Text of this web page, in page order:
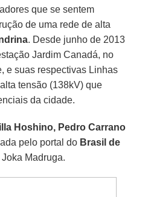
que se sentem
de uma rede de alta
. Desde junho de 2013
Jardim Canadá, no
e suas respectivas Linhas
tensão (138kV) que
da cidade.
Hoshino, Pedro Carrano
pelo portal do Brasil de
Joka Madruga.